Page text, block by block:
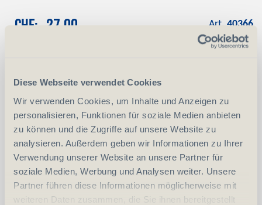
Diese Webseite verwendet Cookies
Wir verwenden Cookies, um Inhalte und Anzeigen zu
personalisieren, Funktionen für soziale Medien anbieten
zu können und die Zugriffe auf unsere Website zu
analysieren. Außerdem geben wir Informationen zu Ihrer
Verwendung unserer Website an unsere Partner für
soziale Medien, Werbung und Analysen weiter. Unsere
Partner führen diese Informationen möglicherweise mit
weiteren Daten zusammen, die Sie ihnen bereitgestellt
CHF 27.00 Art. 40366
vergleichen In den Warenkorb